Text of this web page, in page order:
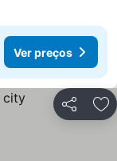
Ver preços
Partilhar